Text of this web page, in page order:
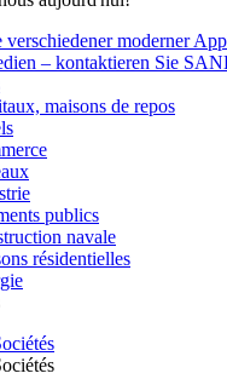
maisons de repos
publics
navale
résidentielles